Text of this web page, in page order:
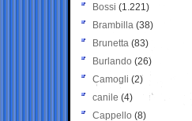
Bossi (1.221)
Brambilla (38)
Brunetta (83)
Burlando (26)
Camogli (2)
canile (4)
Cappello (8)